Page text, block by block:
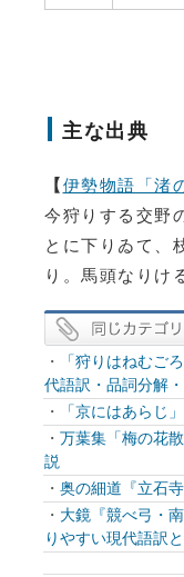
主な出典
【 伊勢物語「渚
今狩りする交野
とに下りゐて、
り。馬頭なりけ
・
「狩りはねむご
代語訳・品詞分解
・
「京にはあらじ
・ 万葉集「梅の花
説
・ 奥の細道『立石
・ 大鏡『競べ弓・
りやすい現代語訳